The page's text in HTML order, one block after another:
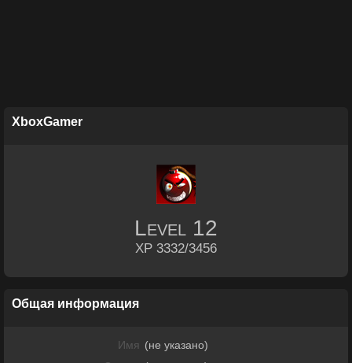
XboxGamer
Level 12
XP 3332/3456
Общая информация
Имя (не указано)